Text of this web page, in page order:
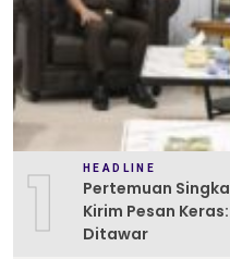
1 HEADLINE
Pertemuan
Kirim Pesan
Ditawar